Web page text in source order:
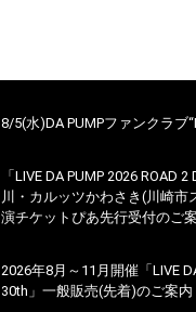
8/5(水)DA PUMPファンクラブ
「LIVE DA PUMP 2026 ROAD
川・カルッツかわさき(川崎
演チケットぴあ先行受付のご
2026年8月～11月開催「LIVE
30th」一般販売(先着)のご案内